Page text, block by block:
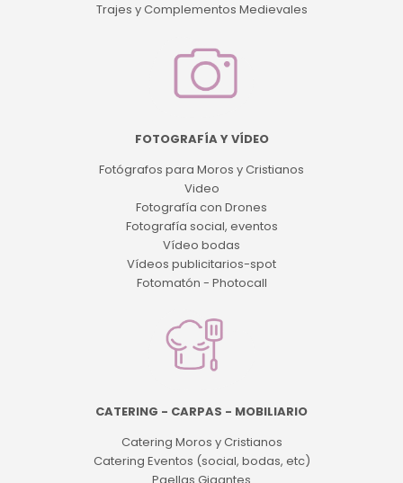
Trajes y Complementos Medievales
FOTOGRAFÍA Y VÍDEO
Fotógrafos para Moros y Cristianos
Video
Fotografía con Drones
Fotografía social, eventos
Vídeo bodas
Vídeos publicitarios-spot
Fotomatón - Photocall
CATERING - CARPAS - MOBILIARIO
Catering Moros y Cristianos
Catering Eventos (social, bodas, etc)